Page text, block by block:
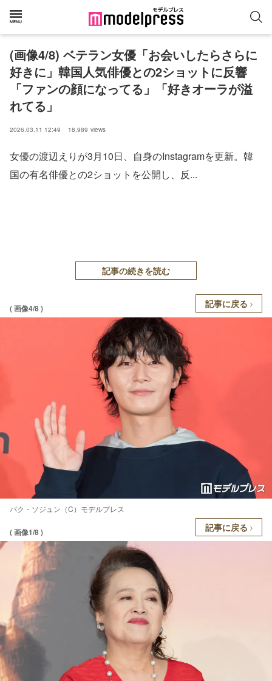
(画像4/8) ベテラン女優「お会いしたらさらに
好きに」韓国人気俳優との2ショットに反響
「ファンの顔になってる」「好きオーラが溢
れてる」
2026.03.11 12:49 18,989 views
女優の渡辺えりが3月10日、自身のInstagramを更新。韓
国の有名俳優との2ショットを公開し、反...
記事の続きを読む
( 画像4/8 ) 記事に戻る
パク・ソジュン（C）モデルプレス
( 画像1/8 ) 記事に戻る